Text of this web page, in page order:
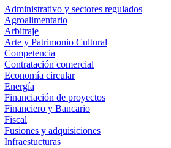
Administrativo y sectores regulados
Agroalimentario
Arbitraje
Arte y Patrimonio Cultural
Competencia
Contratación comercial
Economía circular
Energía
Financiación de proyectos
Financiero y Bancario
Fiscal
Fusiones y adquisiciones
Infraestucturas